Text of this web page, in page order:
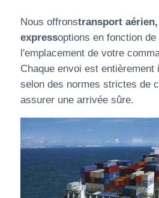
Nous offronstransport
expressoptions en fonction
l'emplacement de votre
Chaque envoi est entièrement
selon des normes strictes de
assurer une arrivée sûre.